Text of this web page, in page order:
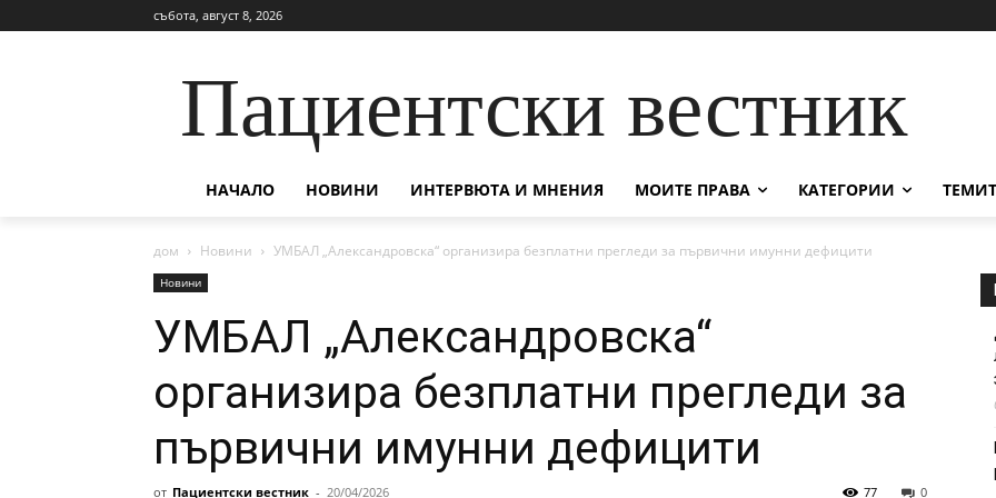
събота, август 8, 2026
Пациентски вестник
НАЧАЛО НОВИНИ ИНТЕРВЮТА И МНЕНИЯ МОИТЕ ПРАВА КАТЕГОРИИ
дом Новини УМБАЛ „Александровска“ организира безплатни прегледи за първични имунни дефицити
Новини
УМБАЛ „Александровска“
организира безплатни прегледи за
първични имунни дефицити
от Пациентски вестник - 20/04/2026 0
77